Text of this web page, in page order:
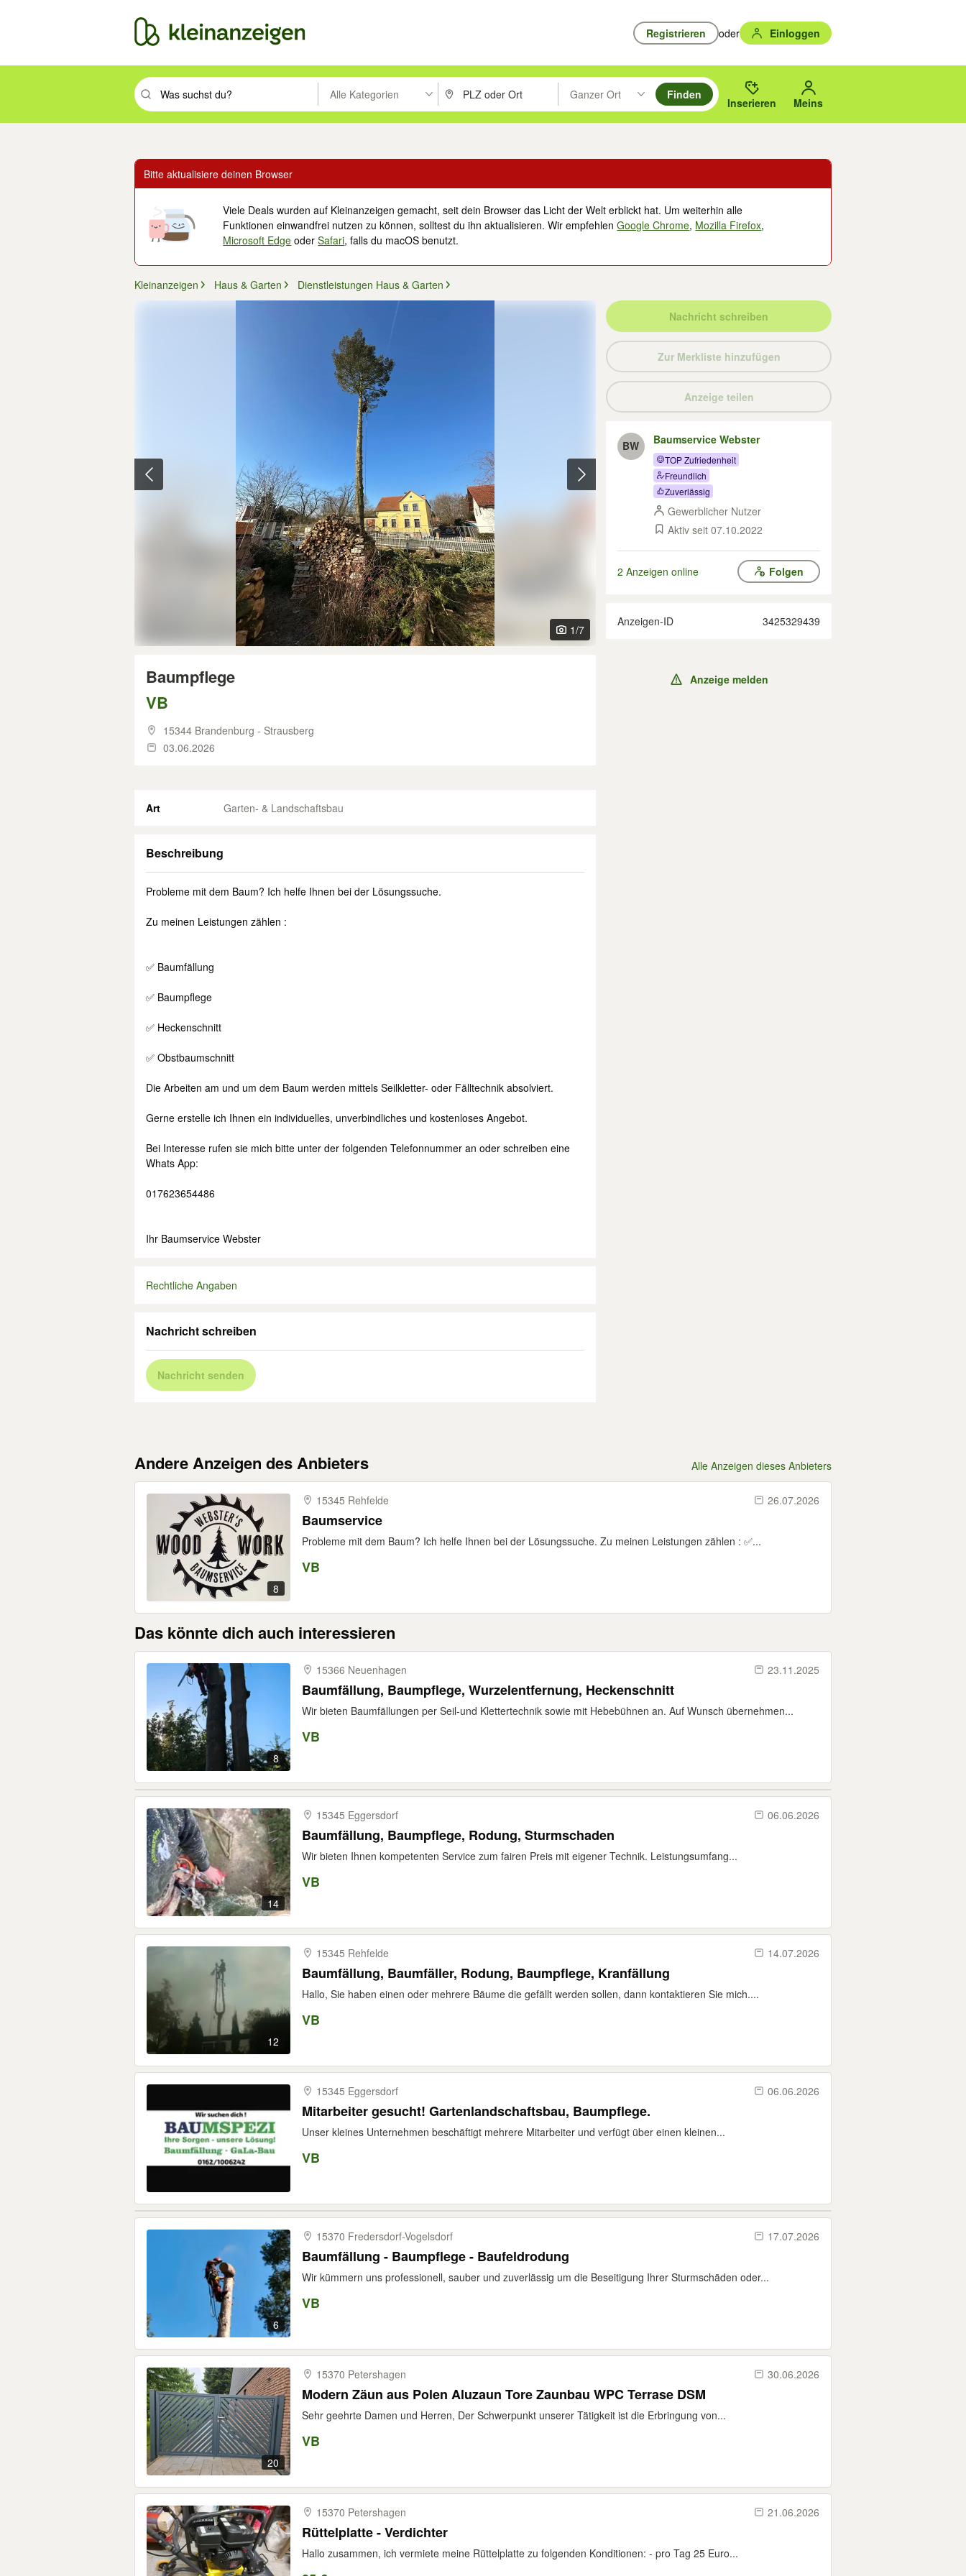
Registrieren oder Einloggen
Suchbegriff eingeben. Eingabetaste drücken um zu suchen, oder Vorschläge mit den Pfeiltasten nach oben/unten durchsuchen und mit Eingabetaste auswählen.
Alle Kategorien PLZ oder Ort eingeben. Eingabetaste drücken um zu suchen, oder Vorschläge mit den Pfeiltasten nach oben/
Ganzer Ort
Suche im Umkreis des gewählten Orts oder PLZ.
Finden
Inserieren Meins
Bitte aktualisiere deinen Browser
Viele Deals wurden auf Kleinanzeigen gemacht, seit dein Browser das Licht der Welt erblickt hat. Um weiterhin alle
Funktionen einwandfrei nutzen zu können, solltest du ihn aktualisieren. Wir empfehlenGoogle Chrome, Mozilla Firefox,
Microsoft Edge oderSafari, falls du macOS benutzt.
Kleinanzeigen Haus & Garten Dienstleistungen Haus & Garten
1/7
Baumpflege
VB
15344 Brandenburg - Strausberg
03.06.2026
Art Garten- & Landschaftsbau
Beschreibung
Probleme mit dem Baum? Ich helfe Ihnen bei der Lösungssuche.
Zu meinen Leistungen zählen :
✅ Baumfällung
✅ Baumpflege
✅ Heckenschnitt
✅ Obstbaumschnitt
Die Arbeiten am und um dem Baum werden mittels Seilkletter- oder Fälltechnik absolviert.
Gerne erstelle ich Ihnen ein individuelles, unverbindliches und kostenloses Angebot.
Bei Interesse rufen sie mich bitte unter der folgenden Telefonnummer an oder schreiben eine
Whats App:
017623654486
Ihr Baumservice Webster
Rechtliche Angaben
Nachricht schreiben
Nachricht senden
Nachricht schreiben
Zur Merkliste hinzufügen
Anzeige teilen
BW Baumservice Webster
TOP Zufriedenheit
Freundlich
Zuverlässig
Gewerblicher Nutzer
Aktiv seit 07.10.2022
2 Anzeigen online Folgen
Anzeigen-ID 3425329439
Anzeige melden
Andere Anzeigen des Anbieters Alle Anzeigen dieses Anbieters
8
15345 Rehfelde 26.07.2026
Baumservice
Probleme mit dem Baum? Ich helfe Ihnen bei der Lösungssuche. Zu meinen Leistungen zählen : ✅...
VB
Das könnte dich auch interessieren
8
15366 Neuenhagen 23.11.2025
Baumfällung, Baumpflege, Wurzelentfernung, Heckenschnitt
Wir bieten Baumfällungen per Seil-und Klettertechnik sowie mit Hebebühnen an. Auf Wunsch übernehmen...
VB
14
15345 Eggersdorf 06.06.2026
Baumfällung, Baumpflege, Rodung, Sturmschaden
Wir bieten Ihnen kompetenten Service zum fairen Preis mit eigener Technik. Leistungsumfang...
VB
12
15345 Rehfelde 14.07.2026
Baumfällung, Baumfäller, Rodung, Baumpflege, Kranfällung
Hallo, Sie haben einen oder mehrere Bäume die gefällt werden sollen, dann kontaktieren Sie mich....
VB
15345 Eggersdorf 06.06.2026
Mitarbeiter gesucht! Gartenlandschaftsbau, Baumpflege.
Unser kleines Unternehmen beschäftigt mehrere Mitarbeiter und verfügt über einen kleinen...
VB
6
15370 Fredersdorf-​Vogelsdorf 17.07.2026
Baumfällung - Baumpflege - Baufeldrodung
Wir kümmern uns professionell, sauber und zuverlässig um die Beseitigung Ihrer Sturmschäden oder...
VB
20
15370 Petershagen 30.06.2026
Modern Zäun aus Polen Aluzaun Tore Zaunbau WPC Terrase DSM
Sehr geehrte Damen und Herren, Der Schwerpunkt unserer Tätigkeit ist die Erbringung von...
VB
15370 Petershagen 21.06.2026
Rüttelplatte - Verdichter
Hallo zusammen, ich vermiete meine Rüttelplatte zu folgenden Konditionen: - pro Tag 25 Euro...